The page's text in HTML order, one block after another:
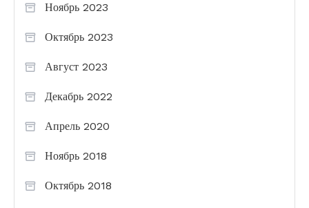
Ноябрь 2023
Октябрь 2023
Август 2023
Декабрь 2022
Апрель 2020
Ноябрь 2018
Октябрь 2018